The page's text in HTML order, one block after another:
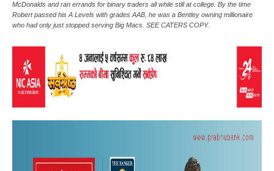
McDonalds and ran errands for binary traders all while still at college. By the time
Robert passed his A Levels with grades AAB, he was a Bentley owning millionaire
who had only just stopped serving Big Macs. SEE CATERS COPY.